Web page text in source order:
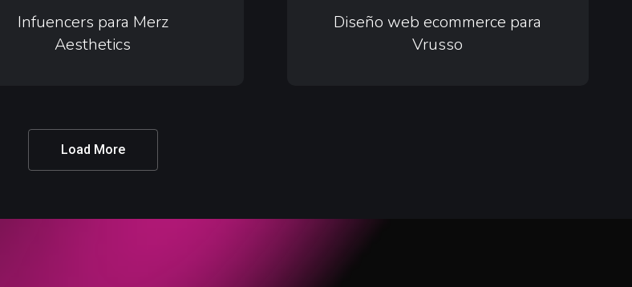
para
Merz
Infuencers para Merz
Aesthetics
web
ecommerce
Diseño web ecommerce para
Vrusso
Load More